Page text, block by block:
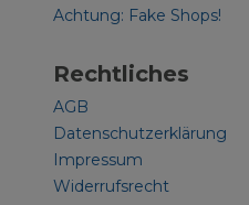
Achtung: Fake Shops!
Rechtliches
AGB
Datenschutzerklärung
Impressum
Widerrufsrecht